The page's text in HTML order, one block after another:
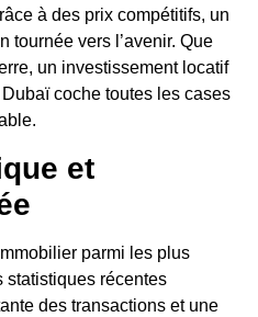
à des prix compétitifs, un
tournée vers l’avenir. Que
un investissement locatif
coche toutes les cases
et
parmi les plus
statistiques récentes
des transactions et une